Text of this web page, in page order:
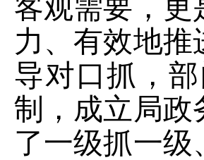
客观需要，更
力、有效地
导对口抓，
制，成立局政
了一级抓一